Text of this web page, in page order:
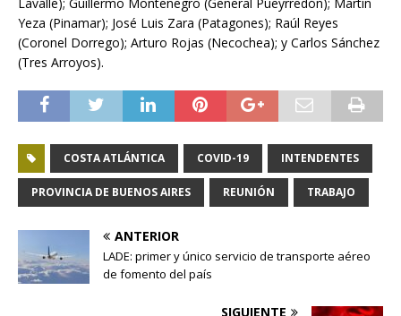
Yeza (Pinamar); José Luis Zara (Patagones); Raúl Reyes
(Coronel Dorrego); Arturo Rojas (Necochea); y Carlos Sánchez
(Tres Arroyos).
COSTA ATLÁNTICA COVID-19 INTENDENTES
PROVINCIA DE BUENOS AIRES REUNIÓN TRABAJO
ANTERIOR
LADE: primer y único servicio de transporte aéreo
de fomento del país
SIGUIENTE